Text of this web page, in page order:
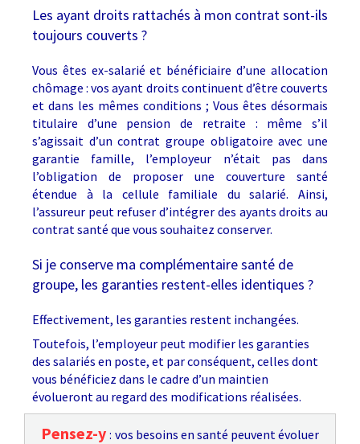
Les ayant droits rattachés à mon contrat sont-ils
toujours couverts ?
Vous êtes ex-salarié et bénéficiaire d’une allocation
chômage : vos ayant droits continuent d’être couverts
et dans les mêmes conditions ; Vous êtes désormais
titulaire d’une pension de retraite : même s’il
s’agissait d’un contrat groupe obligatoire avec une
garantie famille, l’employeur n’était pas dans
l’obligation de proposer une couverture santé
étendue à la cellule familiale du salarié. Ainsi,
l’assureur peut refuser d’intégrer des ayants droits au
contrat santé que vous souhaitez conserver.
Si je conserve ma complémentaire santé de
groupe, les garanties restent-elles identiques ?
Effectivement, les garanties restent inchangées.
Toutefois, l’employeur peut modifier les garanties
des salariés en poste, et par conséquent, celles dont
vous bénéficiez dans le cadre d’un maintien
évolueront au regard des modifications réalisées.
Pensez-y : vos besoins en santé peuvent évoluer